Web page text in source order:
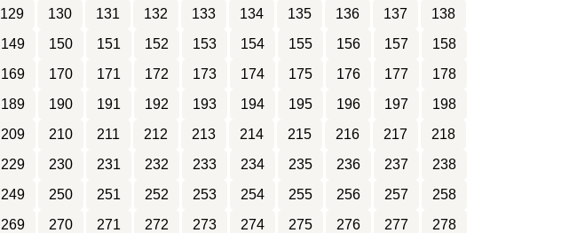
129 130 131 132 133 134 135 136 137
138
149 150 151 152 153 154 155 156 157
158
169 170 171 172 173 174 175 176 177
178
189 190 191 192 193 194 195 196 197
198
209 210 211 212 213 214 215 216 217
218
229 230 231 232 233 234 235 236 237
238
249 250 251 252 253 254 255 256 257
258
269 270 271 272 273 274 275 276 277
278